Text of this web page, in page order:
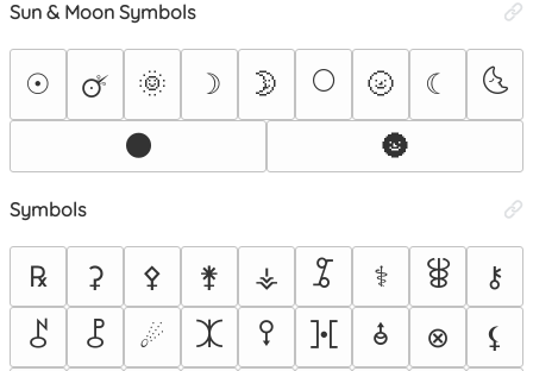
Sun & Moon Symbols
☉ 🜚 🌞 ☽ 🌛 🌕 🌝 ☾
🌜
🌑
🌚
Symbols
℞ ⚳ ⚴ ⚵ ⚶ ⯙ ⚕ ⯚
⚷
⯜
⯛ ☄ ⯰ ⯱ ⯘ ⯗ ⊗
⚸